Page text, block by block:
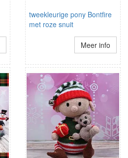
tweekleurige pony Bontfire
met roze snuit
Meer info